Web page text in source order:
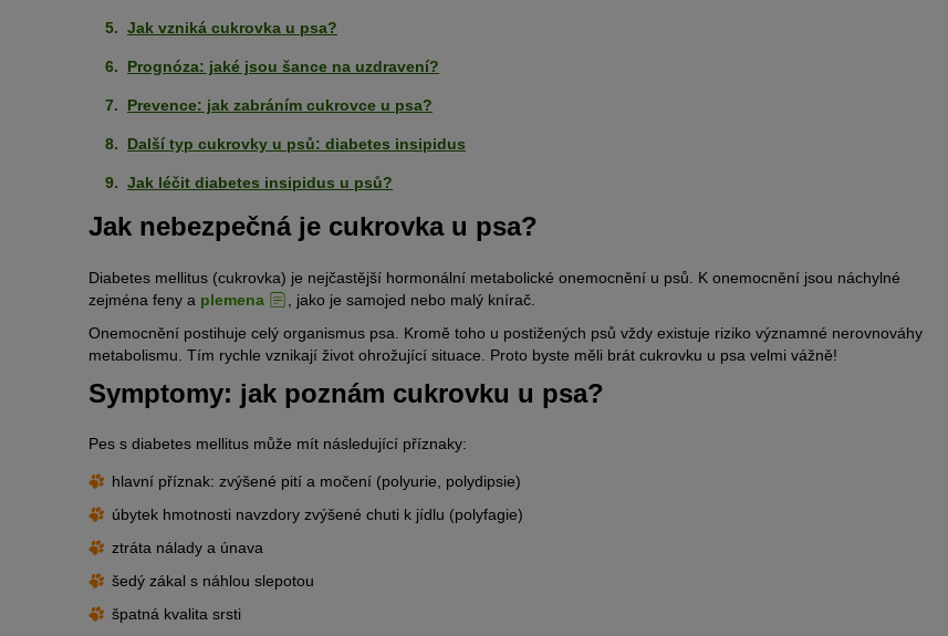
Jak vzniká cukrovka u psa?
Prognóza: jaké jsou šance na uzdravení?
Prevence: jak zabráním cukrovce u psa?
Další typ cukrovky u psů: diabetes insipidus
Jak léčit diabetes insipidus u psů?
Jak nebezpečná je cukrovka u psa?
Diabetes mellitus (cukrovka) je nejčastější hormonální metabolické onemocnění u psů. K onemocnění jsou náchylné
zejména feny a plemena
, jako je samojed nebo malý knírač.
Onemocnění postihuje celý organismus psa. Kromě toho u postižených psů vždy existuje riziko významné nerovnováhy
metabolismu. Tím rychle vznikají život ohrožující situace. Proto byste měli brát cukrovku u psa velmi vážně!
Symptomy: jak poznám cukrovku u psa?
Pes s diabetes mellitus může mít následující příznaky:
hlavní příznak: zvýšené pití a močení (polyurie, polydipsie)
úbytek hmotnosti navzdory zvýšené chuti k jídlu (polyfagie)
ztráta nálady a únava
šedý zákal s náhlou slepotou
špatná kvalita srsti